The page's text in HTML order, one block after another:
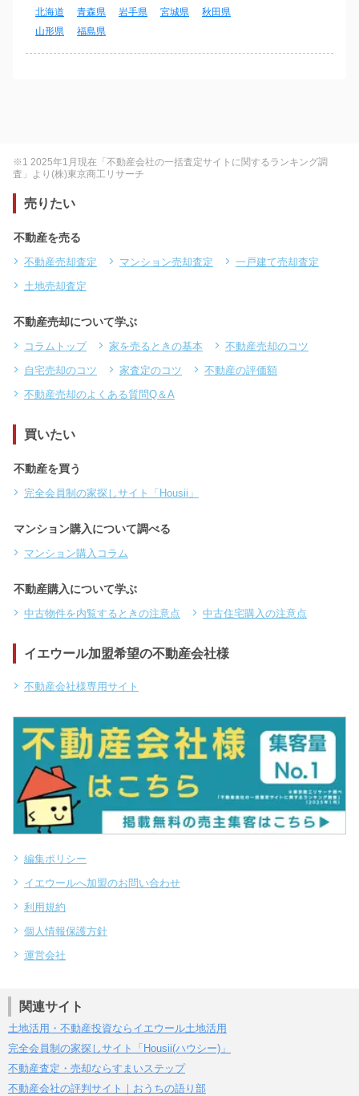
北海道 青森県 岩手県 宮城県
秋田県
山形県
福島県
※1 2025年1月現在「不動産会社の一括査定サイトに関するランキング調
査」より(株)東京商工リサーチ
売りたい
不動産を売る
不動産売却査定 マンション売却査定
一戸建て売却査定
土地売却査定
不動産売却について学ぶ
コラムトップ 家を売るときの基本
不動産売却のコツ
自宅売却のコツ
家査定のコツ
不動産の評価額
不動産売却のよくある質問Q＆A
買いたい
不動産を買う
完全会員制の家探しサイト「Housii」
マンション購入について調べる
マンション購入コラム
不動産購入について学ぶ
中古物件を内覧するときの注意点 中古住宅購入の注意点
イエウール加盟希望の不動産会社様
不動産会社様専用サイト
編集ポリシー
イエウールへ加盟のお問い合わせ
利用規約
個人情報保護方針
運営会社
関連サイト
土地活用・不動産投資ならイエウール土地活用
完全会員制の家探しサイト「Housii(ハウシー)」
不動産査定・売却ならすまいステップ
不動産会社の評判サイト｜おうちの語り部